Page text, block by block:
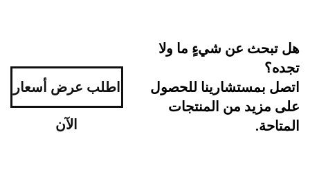
عن شيءٍ ما ولا
بمستشارينا للحصول
مزيد من المنتجات
اطلب عرض أسعار